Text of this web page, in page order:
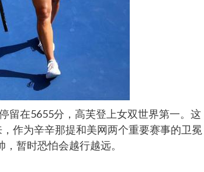
留在5655分，高芙登上女双世界第一。这
作为辛辛那提和美网两个重要赛事的卫冕
暂时恐怕会越行越远。